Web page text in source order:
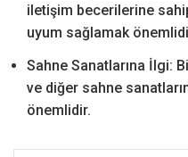
iletişim becerilerine
uyum sağlamak
Sahne Sanatlarına İlgi:
ve diğer sahne
önemlidir.